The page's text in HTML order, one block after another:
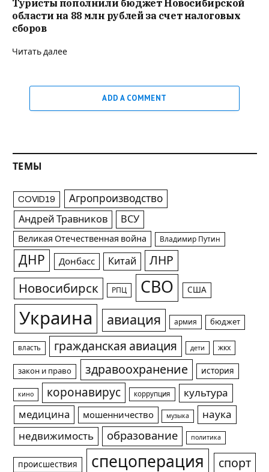
Туристы пополнили бюджет Новосибирской
области на 88 млн рублей за счет налоговых
сборов
Читать далее
ADD A COMMENT
ТЕМЫ
COVID19 Агропроизводство
Андрей Травников ВСУ
Великая Отечественная война Владимир Путин
ДНР Донбасс Китай ЛНР
Новосибирск РПЦ СВО США
Украина авиация армия бюджет
власть гражданская авиация дети жкх
закон и право здравоохранение история
кино коронавирус коррупция
культура
медицина
мошенничество музыка
наука
недвижимость
образование политика
происшествия спецоперация спорт